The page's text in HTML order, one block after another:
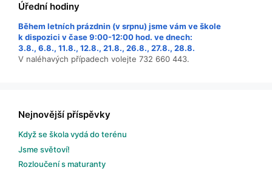
Úřední hodiny
Během letních prázdnin (v srpnu) jsme vám ve škole
k dispozici v čase 9:00-12:00 hod. ve dnech:
3.8., 6.8., 11.8., 12.8., 21.8., 26.8., 27.8., 28.8.
V naléhavých případech volejte 732 660 443.
Nejnovější příspěvky
Když se škola vydá do terénu
Jsme světoví!
Rozloučení s maturanty